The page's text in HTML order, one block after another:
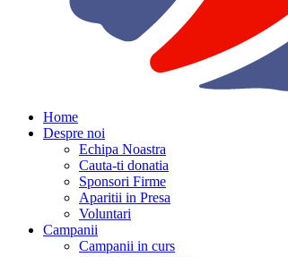
Home
Despre noi
Echipa Noastra
Cauta-ti donatia
Sponsori Firme
Aparitii in Presa
Voluntari
Campanii
Campanii in curs